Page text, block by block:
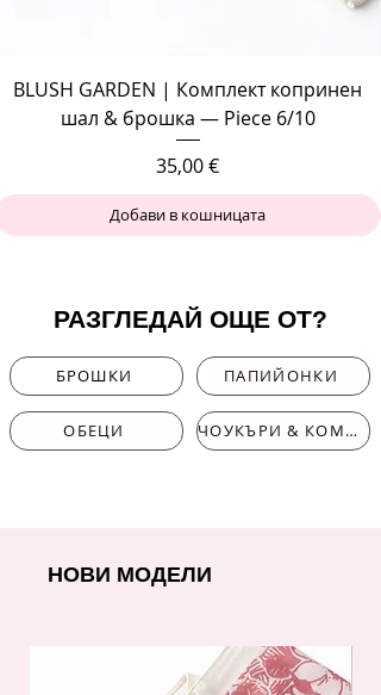
BLUSH GARDEN | Комплект копринен
шал & брошка — Piece 6/10
Цена
35,00 €
Добави в кошницата
РАЗГЛЕДАЙ ОЩЕ ОТ?
БРОШКИ ПАПИЙОНКИ
ОБЕЦИ ЧОУКЪРИ & КОМПЛЕКТИ
НОВИ МОДЕЛИ